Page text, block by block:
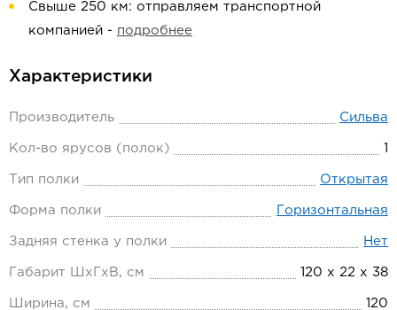
Свыше 250 км: отправляем транспортной
компанией - подробнее
Характеристики
Производитель Сильва
Кол-во ярусов (полок) 1
Тип полки Открытая
Форма полки Горизонтальная
Задняя стенка у полки Нет
Габарит ШхГхВ, см 120 х 22 х 38
Ширина, см 120